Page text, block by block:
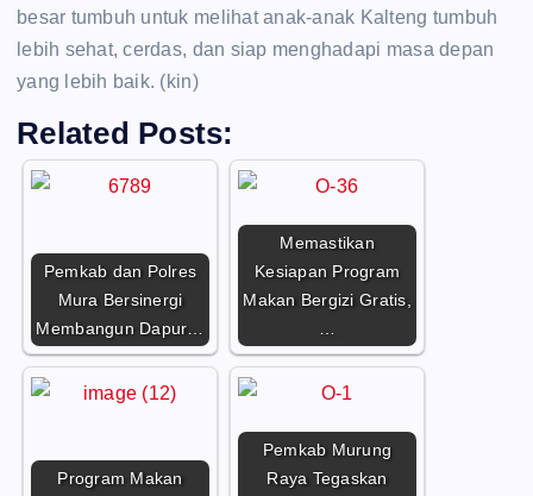
besar tumbuh untuk melihat anak-anak Kalteng tumbuh
lebih sehat, cerdas, dan siap menghadapi masa depan
yang lebih baik. (kin)
Related Posts:
Pemkab dan Polres
Mura Bersinergi
Membangun Dapur…
Memastikan
Kesiapan Program
Makan Bergizi Gratis,
…
Program Makan
Pemkab Murung
Raya Tegaskan